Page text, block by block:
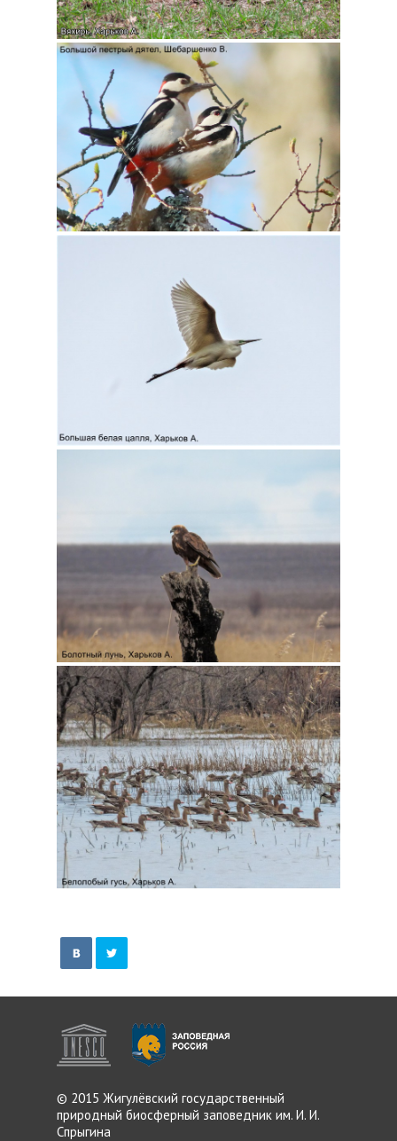
© 2015 Жигулёвский государственный
природный биосферный заповедник им. И. И.
Спрыгина